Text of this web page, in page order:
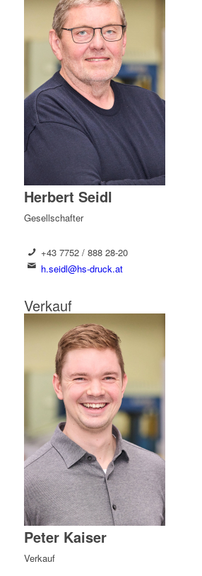
Herbert Seidl
Gesellschafter
+43 7752 / 888 28-20
h.seidl@hs-druck.at
Verkauf
Peter Kaiser
Verkauf